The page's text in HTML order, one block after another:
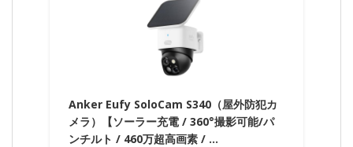
Anker Eufy SoloCam S340（屋外防犯カ
メラ）【ソーラー充電 / 360°撮影可能/パ
ンチルト / 460万超高画素 / …